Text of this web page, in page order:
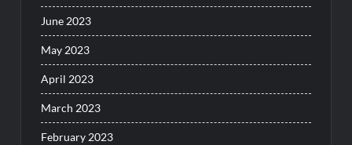
June 2023
May 2023
April 2023
March 2023
February 2023